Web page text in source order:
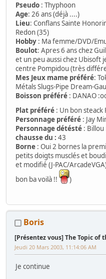
Pseudo : Thyphoon
Age: 26 ans (déjà ....)
Lieu: Conflans Sainte
Redon (35)
Hobby : Ma femme/DVD/
Boulot: Apres 6 ans chez
et un peu aussi chez Ubisoft
centre Pompidou (très
Mes Jeux mame préféré:
Métals Slugs-Pipe Dream-
Boisson préféré : DANAO
Plat préféré : Un bon steack
Personnage préféré : Jay
Personnage détésté :
chausse du : 43
Borne : Oui 2 bornes la
petits doigts musclés et
et modifié (J-PAC/
bon ba voilà !!
)
Boris
[Présentez vous] The Topic of
Jeudi 20 Mars 2003, 11:14:06 AM
Je continue